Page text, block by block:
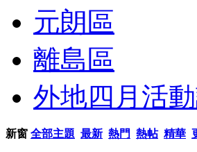
元朗區
離島區
外地四月活
新窗 全部主題 最新 熱門 熱帖 精華